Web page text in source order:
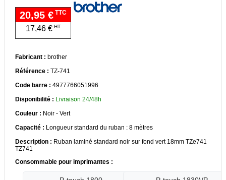
20,95 €TTC
17,46 €HT
Fabricant : brother
Référence : TZ-741
Code barre : 4977766051996
Disponibilité : Livraison 24/48h
Couleur : Noir - Vert
Capacité : Longueur standard du ruban : 8 mètres
Description : Ruban laminé standard noir sur fond vert 18mm TZe741
TZ741
Consommable pour imprimantes :